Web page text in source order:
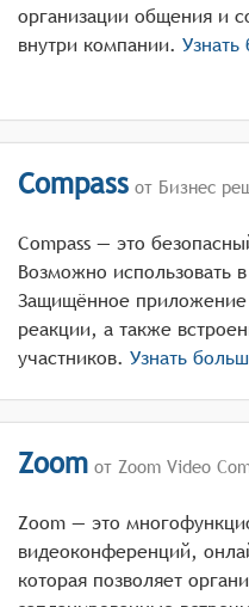
организации общения и
внутри компании.
Compass от Бизнес
Compass — это
Возможно использовать
Защищённое
реакции, а также
участников. Узнать
Zoom от Zoom Video
Zoom — это
видеоконференций,
которая позволяет